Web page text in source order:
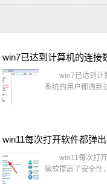
win7已达到计算机的连接
win7已达到计算
系统的用户都遇到
win11每次打开
微软提高了安全性